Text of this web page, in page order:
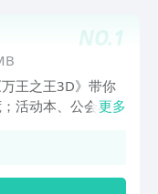
的游戏设定会吸引
一起看一下去。
NO.1
王之王3D》带你
活动本、公会本、
；四大种族、二十
更多